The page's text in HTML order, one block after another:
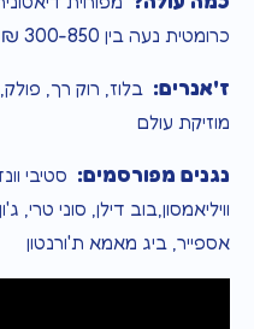
כרומטית נעה בין 300-850 ₪
ז'אנרים: בלוז, רוק רך,
מוזיקת עולם
נגנים מפורסמים: סטיבי
וויליאמסון,בוב דילן, סוני טרי,
אספייר, ביג מאמא ת'ורנטון